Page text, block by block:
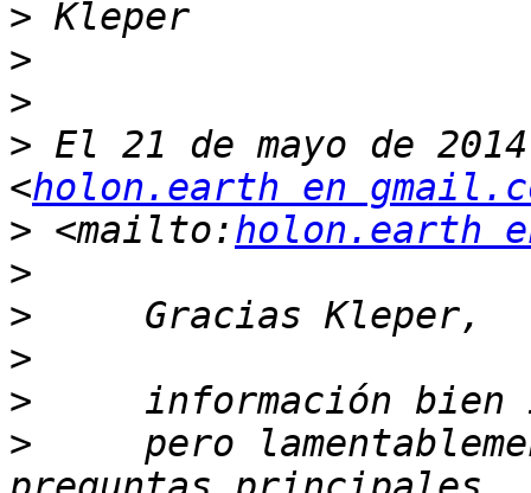
>
>
>
> El 21 de mayo de
<holon.earth en
> <mailto:holon.earth
>
>
>
>
>
pero